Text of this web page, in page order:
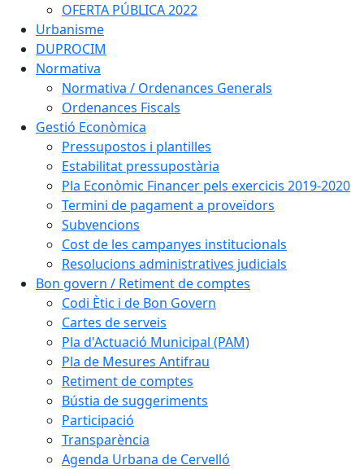
OFERTA PÚBLICA 2022
Urbanisme
DUPROCIM
Normativa
Normativa / Ordenances Generals
Ordenances Fiscals
Gestió Econòmica
Pressupostos i plantilles
Estabilitat pressupostària
Pla Econòmic Financer pels exercicis 2019-2020
Termini de pagament a proveïdors
Subvencions
Cost de les campanyes institucionals
Resolucions administratives judicials
Bon govern / Retiment de comptes
Codi Ètic i de Bon Govern
Cartes de serveis
Pla d'Actuació Municipal (PAM)
Pla de Mesures Antifrau
Retiment de comptes
Bústia de suggeriments
Participació
Transparència
Agenda Urbana de Cervelló